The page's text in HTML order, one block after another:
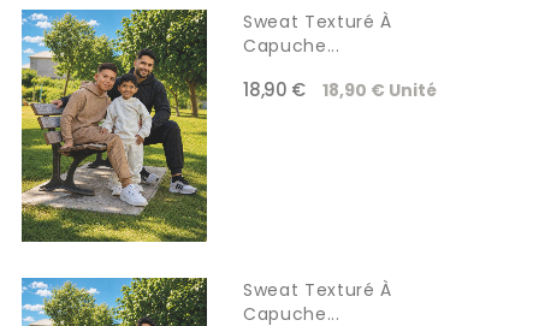
Sweat Texturé À
Capuche...
18,90 € 18,90 € Unité
Sweat Texturé À
Capuche...